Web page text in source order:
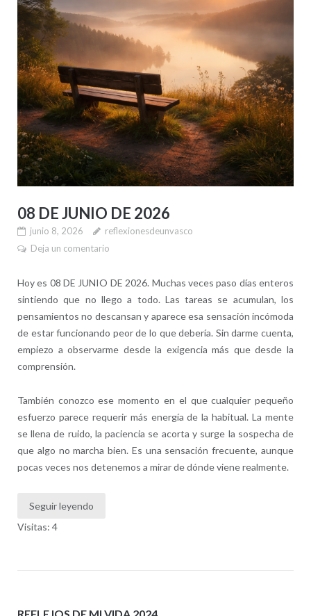
08 DE JUNIO DE 2026
junio 8, 2026
reflexionesdeunvasco
Deja un comentario
Hoy es 08 DE JUNIO DE 2026. Muchas veces paso días enteros
sintiendo que no llego a todo. Las tareas se acumulan, los
pensamientos no descansan y aparece esa sensación incómoda
de estar funcionando peor de lo que debería. Sin darme cuenta,
empiezo a observarme desde la exigencia más que desde la
comprensión.
También conozco ese momento en el que cualquier pequeño
esfuerzo parece requerir más energía de la habitual. La mente
se llena de ruido, la paciencia se acorta y surge la sospecha de
que algo no marcha bien. Es una sensación frecuente, aunque
pocas veces nos detenemos a mirar de dónde viene realmente.
Seguir leyendo
Visitas: 4